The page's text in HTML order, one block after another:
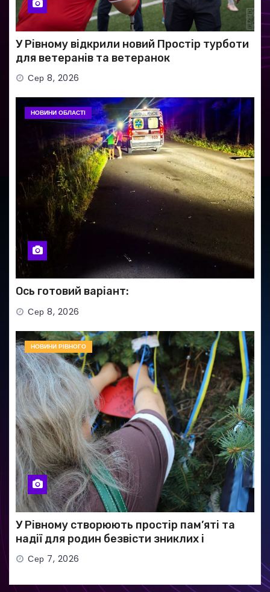
У Рівному відкрили новий Простір турботи
для ветеранів та ветеранок
Сер 8, 2026
НОВИНИ ОБЛАСТІ
Ось готовий варіант:
Сер 8, 2026
НОВИНИ РІВНОГО
У Рівному створюють простір пам’яті та
надії для родин безвісти зниклих і
полонених військових
Сер 7, 2026